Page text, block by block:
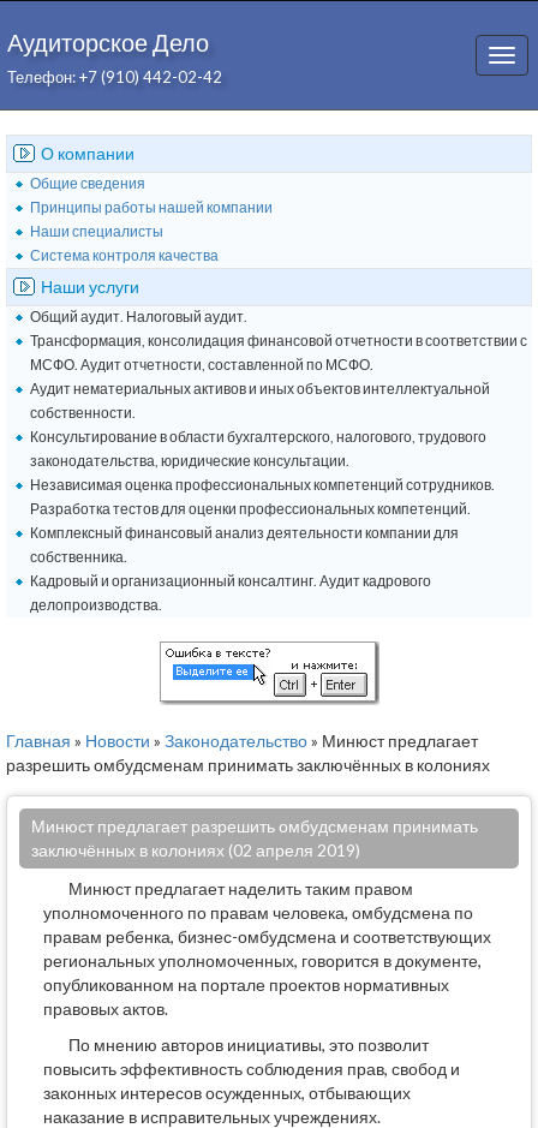
Аудиторское Дело
Телефон: +7 (910) 442-02-42
О компании
Общие сведения
Принципы работы нашей компании
Наши специалисты
Система контроля качества
Наши услуги
Общий аудит. Налоговый аудит.
Трансформация, консолидация финансовой отчетности в соответствии с
МСФО. Аудит отчетности, составленной по МСФО.
Аудит нематериальных активов и иных объектов интеллектуальной
собственности.
Консультирование в области бухгалтерского, налогового, трудового
законодательства, юридические консультации.
Независимая оценка профессиональных компетенций сотрудников.
Разработка тестов для оценки профессиональных компетенций.
Комплексный финансовый анализ деятельности компании для
собственника.
Кадровый и организационный консалтинг. Аудит кадрового
делопроизводства.
Главная » Новости » Законодательство» Минюст предлагает
разрешить омбудсменам принимать заключённых в колониях
Минюст предлагает разрешить омбудсменам принимать
заключённых в колониях (02 апреля 2019)
Минюст предлагает наделить таким правом
уполномоченного по правам человека, омбудсмена по
правам ребенка, бизнес-омбудсмена и соответствующих
региональных уполномоченных, говорится в документе,
опубликованном на портале проектов нормативных
правовых актов.
По мнению авторов инициативы, это позволит
повысить эффективность соблюдения прав, свобод и
законных интересов осужденных, отбывающих
наказание в исправительных учреждениях.